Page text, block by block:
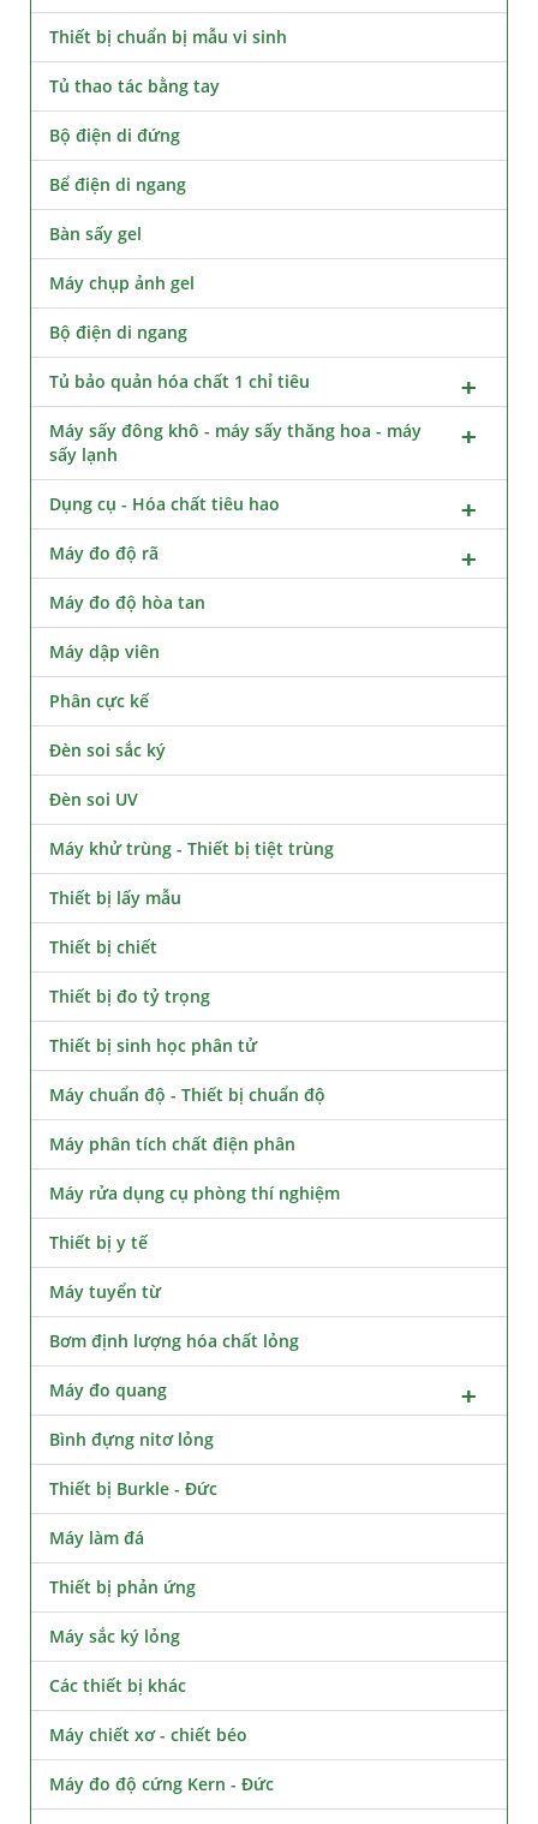
Thiết bị chuẩn bị mẫu vi sinh
Tủ thao tác bằng tay
Bộ điện di đứng
Bể điện di ngang
Bàn sấy gel
Máy chụp ảnh gel
Bộ điện di ngang
Tủ bảo quản hóa chất 1 chỉ tiêu
Máy sấy đông khô - máy sấy thăng hoa - máy
sấy lạnh
Dụng cụ - Hóa chất tiêu hao
Máy đo độ rã
Máy đo độ hòa tan
Máy dập viên
Phân cực kế
Đèn soi sắc ký
Đèn soi UV
Máy khử trùng - Thiết bị tiệt trùng
Thiết bị lấy mẫu
Thiết bị chiết
Thiết bị đo tỷ trọng
Thiết bị sinh học phân tử
Máy chuẩn độ - Thiết bị chuẩn độ
Máy phân tích chất điện phân
Máy rửa dụng cụ phòng thí nghiệm
Thiết bị y tế
Máy tuyển từ
Bơm định lượng hóa chất lỏng
Máy đo quang
Bình đựng nitơ lỏng
Thiết bị Burkle - Đức
Máy làm đá
Thiết bị phản ứng
Máy sắc ký lỏng
Các thiết bị khác
Máy chiết xơ - chiết béo
Máy đo độ cứng Kern - Đức